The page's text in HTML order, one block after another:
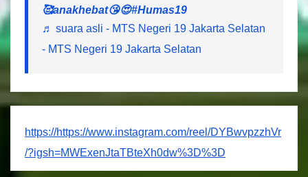
🥰anakhebat😘😍#Humas19
♬ suara asli - MTS Negeri 19 Jakarta Selatan
- MTS Negeri 19 Jakarta Selatan
https://https://www.instagram.com/reel/DYBwvpzzhVr
/?igsh=MWExenJtaTBteXh0dw%3D%3D